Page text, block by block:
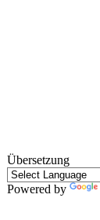
Übersetzung
Powered by